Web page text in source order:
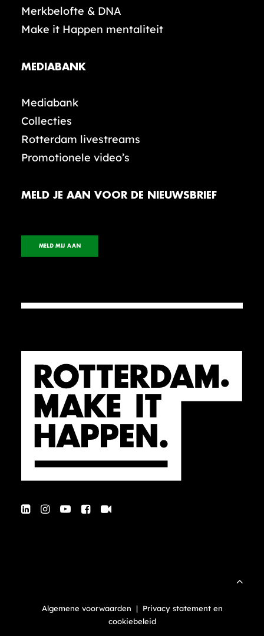
Merkbelofte & DNA
Make it Happen mentaliteit
MEDIABANK
Mediabank
Collecties
Rotterdam livestreams
Promotionele video’s
MELD JE AAN VOOR DE NIEUWSBRIEF
MELD MIJ AAN
Algemene voorwaarden | Privacy statement en
cookiebeleid